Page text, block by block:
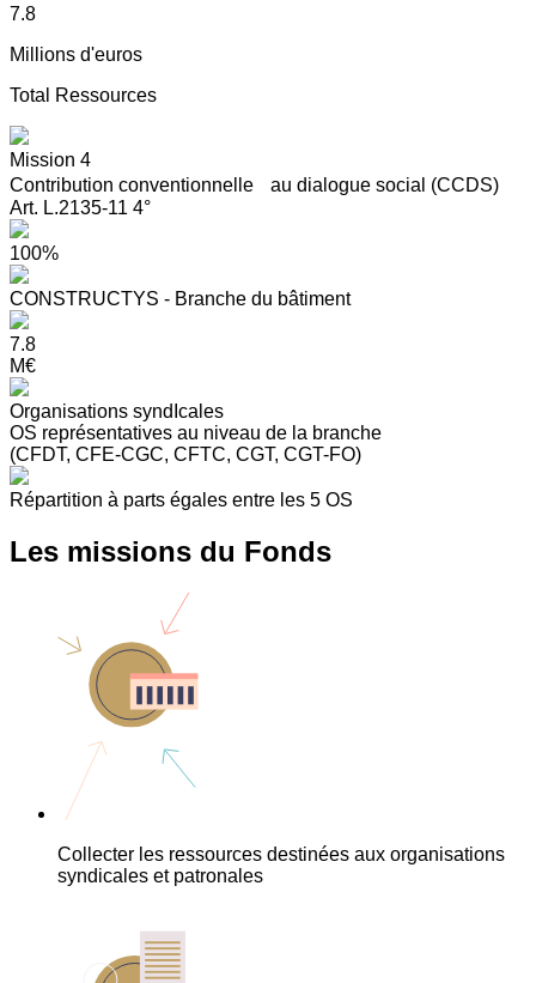
7.8
Millions d'euros
Total Ressources
Mission 4
Contribution conventionnelle au dialogue social (CCDS)
Art. L.2135-11 4°
100%
CONSTRUCTYS - Branche du bâtiment
7.8
M€
Organisations syndIcales
OS représentatives au niveau de la branche
(CFDT, CFE-CGC, CFTC, CGT, CGT-FO)
Répartition à parts égales entre les 5 OS
Les missions du Fonds
Collecter les ressources destinées aux organisations
syndicales et patronales